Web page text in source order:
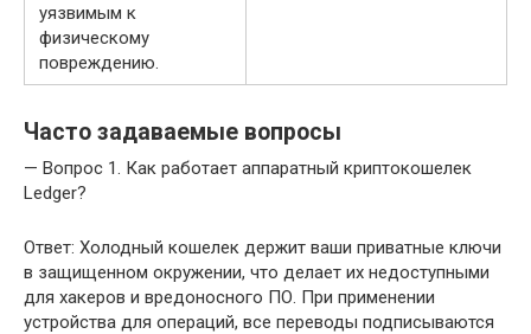
уязвимым к
физическому
повреждению.
Часто задаваемые вопросы
— Вопрос 1. Как работает аппаратный криптокошелек
Ledger?
Ответ: Холодный кошелек держит ваши приватные ключи
в защищенном окружении, что делает их недоступными
для хакеров и вредоносного ПО. При применении
устройства для операций, все переводы подписываются